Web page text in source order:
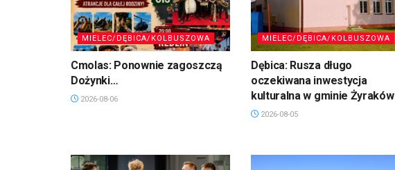
MIELEC/DĘBICA/KOLBUSZOWA
Cmolas: Ponownie zagoszczą
Dożynki…
2026-08-06
MIELEC/DĘBICA/KOLBUSZOWA
Dębica: Rusza długo
oczekiwana inwestycja
kulturalna w gminie Żyraków
2026-08-05